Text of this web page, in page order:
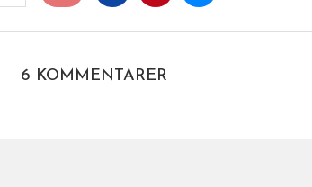
6 KOMMENTARER